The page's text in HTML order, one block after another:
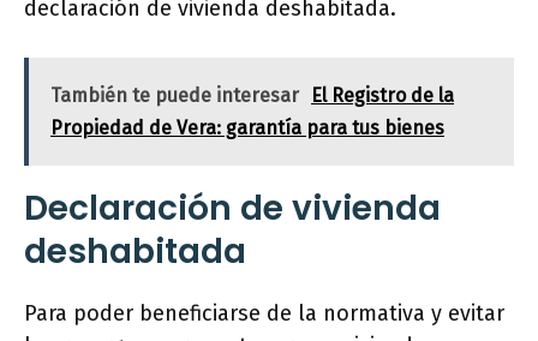
declaración de vivienda deshabitada.
También te puede interesar
El Registro de la
Propiedad de Vera: garantía para tus bienes
Declaración de vivienda
deshabitada
Para poder beneficiarse de la normativa y evitar